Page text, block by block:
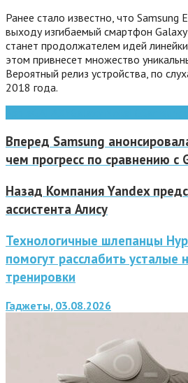
Ранее стало известно, что Samsung
выходу изгибаемый смартфон Galaxy
станет продолжателем идей
этом привнесет множество
Вероятный релиз устройства, по
2018 года.
Вперед Samsung
чем прогресс по сравнению с
Назад Компания Yandex
ассистента Алису
Технологичные шлепанцы
помогут расслабить усталые
тренировки
Гаджеты, 03.08.2026